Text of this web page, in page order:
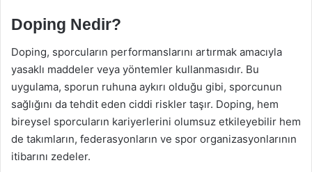
Doping Nedir?
Doping, sporcuların performanslarını artırmak amacıyla
yasaklı maddeler veya yöntemler kullanmasıdır. Bu
uygulama, sporun ruhuna aykırı olduğu gibi, sporcunun
sağlığını da tehdit eden ciddi riskler taşır. Doping, hem
bireysel sporcuların kariyerlerini olumsuz etkileyebilir hem
de takımların, federasyonların ve spor organizasyonlarının
itibarını zedeler.